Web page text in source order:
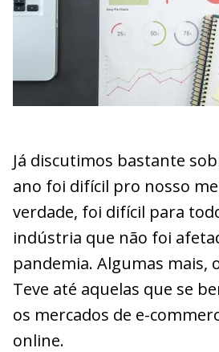
Já discutimos bastante
ano foi difícil pro nosso
verdade, foi difícil para
indústria que não foi
pandemia. Algumas mais,
Teve até aquelas que se
os mercados de e-
online.